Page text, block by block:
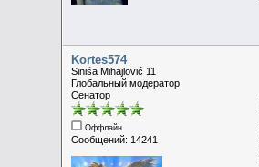
Kortes574
Siniša Mihajlović 11
Глобальный модератор
Сенатор
Оффлайн
Сообщений: 14241